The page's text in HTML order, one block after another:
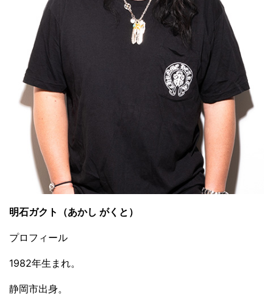
明石ガクト（あかし がくと）
プロフィール
1982年生まれ。
静岡市出身。